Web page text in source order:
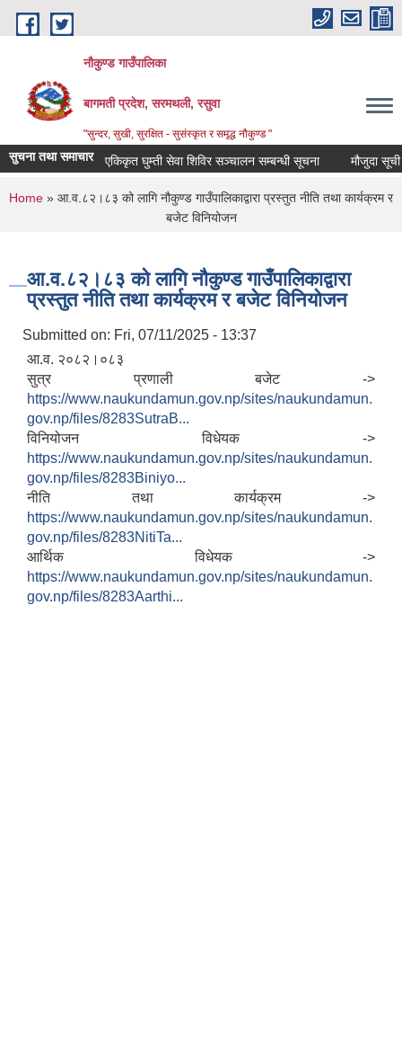
Skip to main content
नौकुण्ड गाउँपालिका
बागमती प्रदेश, सरमथली, रसुवा
"सुन्दर, सुखी, सुरक्षित - सुसंस्कृत र समृद्ध नौकुण्ड "
सुचना तथा समाचारएकिकृत घुम्ती सेवा शिविर सञ्‍चालन सम्बन्धी सूचना मौजुदा सूची
You are here
Home » आ.व.८२।८३ को लागि नौकुण्ड गाउँपालिकाद्वारा प्रस्तुत नीति तथा कार्यक्रम र
बजेट विनियोजन
आ.व.८२।८३ को लागि नौकुण्ड गाउँपालिकाद्वारा
प्रस्तुत नीति तथा कार्यक्रम र बजेट विनियोजन
Submitted on: Fri, 07/11/2025 - 13:37
आ.व. २०८२।०८३
सुत्र प्रणाली बजेट ->
https://www.naukundamun.gov.np/sites/naukundamun.
gov.np/files/8283SutraB...
विनियोजन विधेयक ->
https://www.naukundamun.gov.np/sites/naukundamun.
gov.np/files/8283Biniyo...
नीति तथा कार्यक्रम ->
https://www.naukundamun.gov.np/sites/naukundamun.
gov.np/files/8283NitiTa...
आर्थिक विधेयक ->
https://www.naukundamun.gov.np/sites/naukundamun.
gov.np/files/8283Aarthi...